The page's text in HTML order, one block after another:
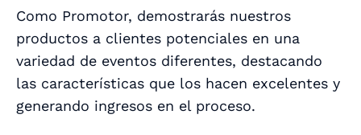
Como Promotor, demostrarás nuestros
productos a clientes potenciales en una
variedad de eventos diferentes, destacando
las características que los hacen excelentes y
generando ingresos en el proceso.